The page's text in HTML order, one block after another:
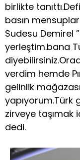
birlikte
basın
Sudesu Demirel
yerleştim.bana
verdim hemde
gelinlik
yapıyorum.Türk
zirveye taşımak
dedi.